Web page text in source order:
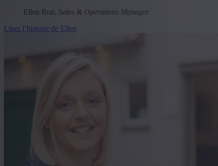
Ellen Bral, Sales & Operations Manager
Lisez l’histoire de Ellen